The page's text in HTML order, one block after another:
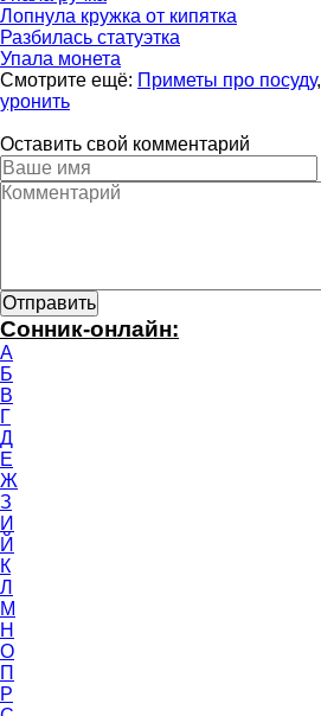
Лопнула кружка от кипятка
Разбилась статуэтка
Упала монета
Смотрите ещё: Приметы про посуду,
уронить
Оставить свой комментарий
Сонник-онлайн:
А
Б
В
Г
Д
Е
Ж
З
И
Й
К
Л
М
Н
О
П
Р